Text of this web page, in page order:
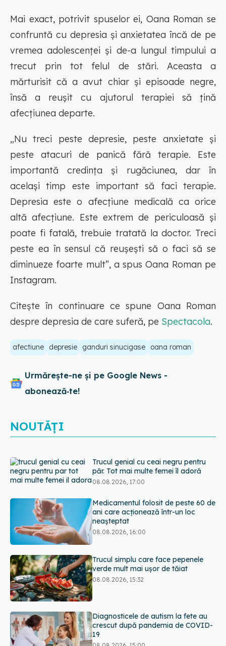
Mai exact, potrivit spuselor ei, Oana Roman se
confruntă cu depresia și anxietatea încă de pe
vremea adolescenței și de-a lungul timpului a
trecut prin tot felul de stări. Aceasta a
mărturisit că a avut chiar și episoade negre,
însă a reușit cu ajutorul terapiei să țină
afecțiunea departe.
„Nu treci peste depresie, peste anxietate și
peste atacuri de panică fără terapie. Este
importantă credința și rugăciunea, dar în
același timp este important să faci terapie.
Depresia este o afecțiune medicală ca orice
altă afecțiune. Este extrem de periculoasă și
poate fi fatală, trebuie tratată la doctor. Treci
peste ea în sensul că reușești să o faci să se
diminueze foarte mult”, a spus Oana Roman pe
Instagram.
Citește în continuare ce spune Oana Roman
despre depresia de care suferă, pe Spectacola.
afectiune depresie ganduri sinucigase oana roman
Urmărește-ne și pe Google News -
abonează‑te!
NOUTĂȚI
Medicamentul folosit de peste 60 de
ani care acționează într-un loc
neașteptat
Trucul simplu care face pepenele
verde mult mai ușor de tăiat
Diagnosticele de autism la fete au
crescut după pandemia de COVID-
Bacteria din intestin care a crescut
forța musculară cu 30%